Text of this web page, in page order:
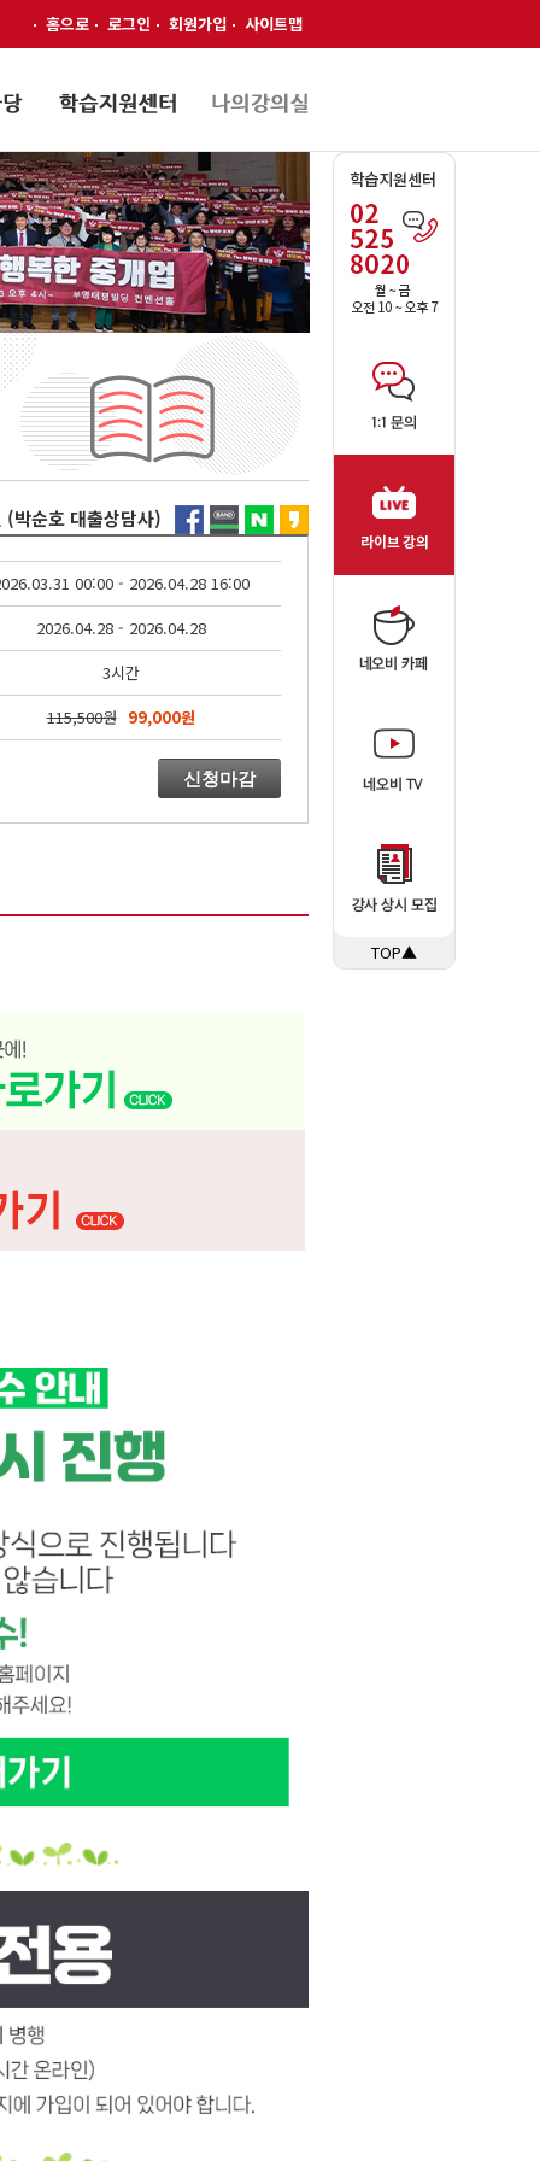
홈으로 로그인 회원가입 사이트맵
TOP▲
박순호 대출상담사)
00:00 - 2026.04.28 16:00
2026.04.28 - 2026.04.28
3시간
115,500원 99,000원
신청마감